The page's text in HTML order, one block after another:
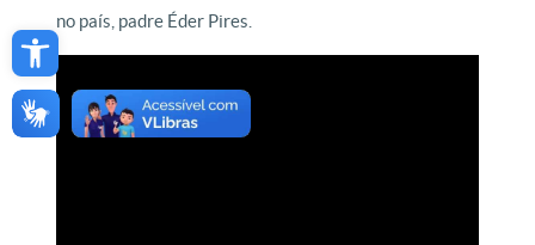
Open toolbar
no país, padre Éder Pires.